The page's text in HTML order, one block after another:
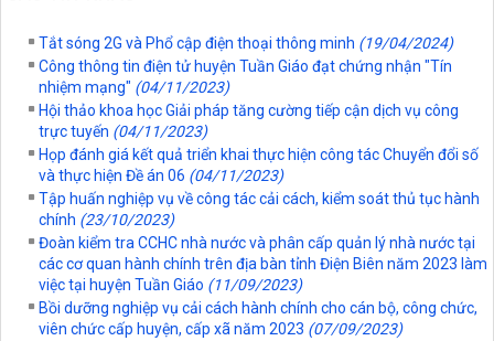
Tắt sóng 2G và Phổ cập điện thoại thông minh (19/04/2024)
Công thông tin điện tử huyện Tuần Giáo đạt chứng nhận "Tín
nhiệm mạng" (04/11/2023)
Hội thảo khoa học Giải pháp tăng cường tiếp cận dịch vụ công
trực tuyến (04/11/2023)
Họp đánh giá kết quả triển khai thực hiện công tác Chuyển đổi số
và thực hiện Đề án 06 (04/11/2023)
Tập huấn nghiệp vụ về công tác cải cách, kiểm soát thủ tục hành
chính (23/10/2023)
Đoàn kiểm tra CCHC nhà nước và phân cấp quản lý nhà nước tại
các cơ quan hành chính trên địa bàn tỉnh Điện Biên năm 2023 làm
việc tại huyện Tuần Giáo (11/09/2023)
Bồi dưỡng nghiệp vụ cải cách hành chính cho cán bộ, công chức,
viên chức cấp huyện, cấp xã năm 2023 (07/09/2023)